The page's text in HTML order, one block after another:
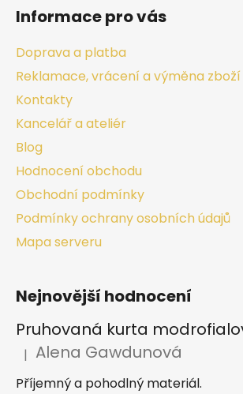
Informace pro vás
Doprava a platba
Reklamace, vrácení a výměna zboží
Kontakty
Kancelář a ateliér
Blog
Hodnocení obchodu
Obchodní podmínky
Podmínky ochrany osobních údajů
Mapa serveru
Nejnovější hodnocení
Pruhovaná kurta
Hodnocení produktu je 5 z 5
| Alena Gawdunová
Příjemný a pohodlný materiál.